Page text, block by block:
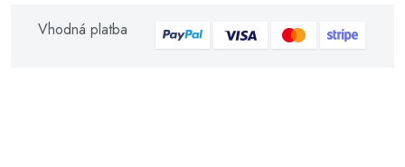
Vhodná platba